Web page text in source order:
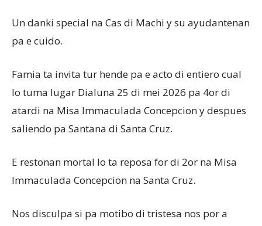
Un danki special na Cas di Machi y su ayudantenan
pa e cuido.
Famia ta invita tur hende pa e acto di entiero cual
lo tuma lugar Dialuna 25 di mei 2026 pa 4or di
atardi na Misa Immaculada Concepcion y despues
saliendo pa Santana di Santa Cruz.
E restonan mortal lo ta reposa for di 2or na Misa
Immaculada Concepcion na Santa Cruz.
Nos disculpa si pa motibo di tristesa nos por a